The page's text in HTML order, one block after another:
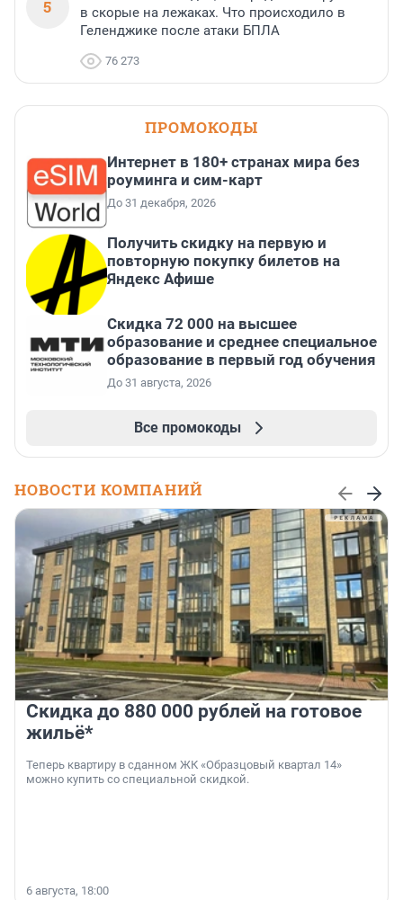
5
в скорые на лежаках. Что происходило в
Геленджике после атаки БПЛА
76 273
ПРОМОКОДЫ
Интернет в 180+ странах мира без
роуминга и сим-карт
До 31 декабря, 2026
Получить скидку на первую и
повторную покупку билетов на
Яндекс Афише
Скидка 72 000 на высшее
образование и среднее специальное
образование в первый год обучения
До 31 августа, 2026
Все промокоды
НОВОСТИ КОМПАНИЙ
Скидка до 880 000 рублей на готовое
жильё*
Теперь квартиру в сданном ЖК «Образцовый квартал 14»
можно купить со специальной скидкой.
6 августа, 18:00